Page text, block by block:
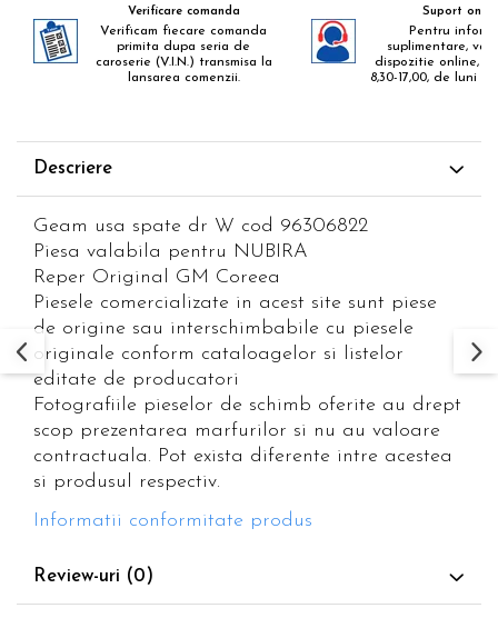
Verificare comanda
Verificam fiecare comanda
primita dupa seria de
caroserie (V.I.N.) transmisa la
lansarea comenzii.
Suport
Pentru
suplimentare, va
dispozitie online,
8,30-17,00, de luni
Descriere
Geam usa spate dr W cod 96306822
Piesa valabila pentru NUBIRA
Reper Original GM Coreea
Piesele comercializate in acest site sunt piese
de origine sau interschimbabile cu piesele
originale conform cataloagelor si listelor
editate de producatori
Fotografiile pieselor de schimb oferite au drept
scop prezentarea marfurilor si nu au valoare
contractuala. Pot exista diferente intre acestea
si produsul respectiv.
Informatii conformitate produs
Review-uri (0)